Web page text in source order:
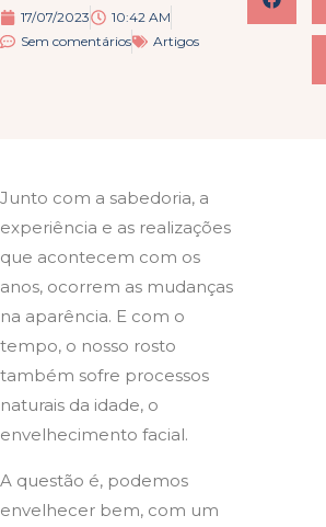
17/07/2023
10:42 AM
Sem comentários
Artigos
Junto com a sabedoria, a
experiência e as realizações
que acontecem com os
anos, ocorrem as mudanças
na aparência. E com o
tempo, o nosso rosto
também sofre processos
naturais da idade, o
envelhecimento facial.
A questão é, podemos
envelhecer bem, com um